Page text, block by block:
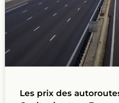
Les prix des